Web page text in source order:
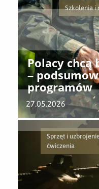
Szkolenia i
Polacy chcą
–
programów
27.05.2026
Sprzęt i
ćwiczenia